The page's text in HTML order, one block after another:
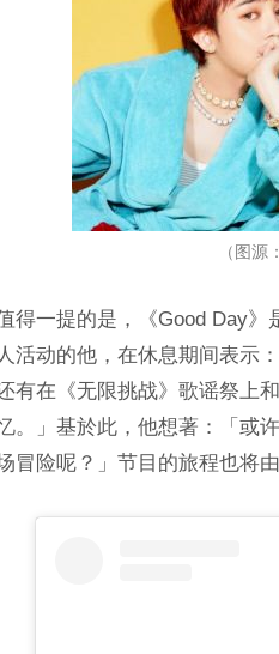
（图
得一提的是，《Good Day》
人活动的他，在休息期间表示
有在《无限挑战》歌谣祭上
。」基於此，他想著：「或
冒险呢？」节目的旅程也将